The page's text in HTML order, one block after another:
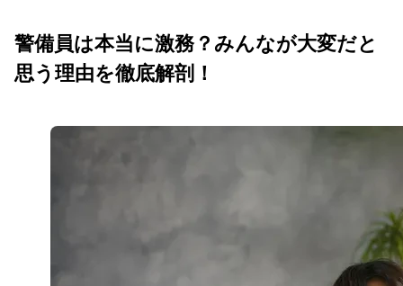
警備員は本当に激務？みんなが大変だと
思う理由を徹底解剖！